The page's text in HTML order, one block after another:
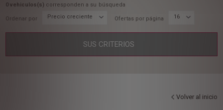
0 vehiculos(s) corresponden a su búsqueda
Ordenar por Precio creciente Ofertas por página 16
SUS CRITERIOS
Volver al inicio
Utilizamos cookies y/u otras herramientas de seguimiento (las “Herramientas”)